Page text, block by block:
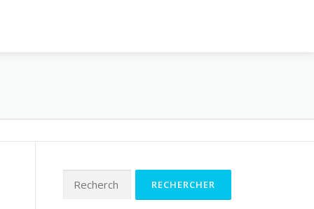
Rechercher :